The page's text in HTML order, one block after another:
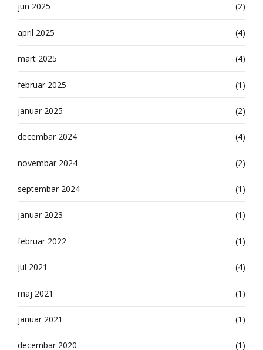
jun 2025 (2)
april 2025 (4)
mart 2025 (4)
februar 2025 (1)
januar 2025 (2)
decembar 2024 (4)
novembar 2024 (2)
septembar 2024 (1)
januar 2023 (1)
februar 2022 (1)
jul 2021 (4)
maj 2021 (1)
januar 2021 (1)
decembar 2020 (1)